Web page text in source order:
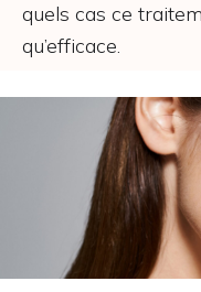
quels cas ce
qu’efficace.